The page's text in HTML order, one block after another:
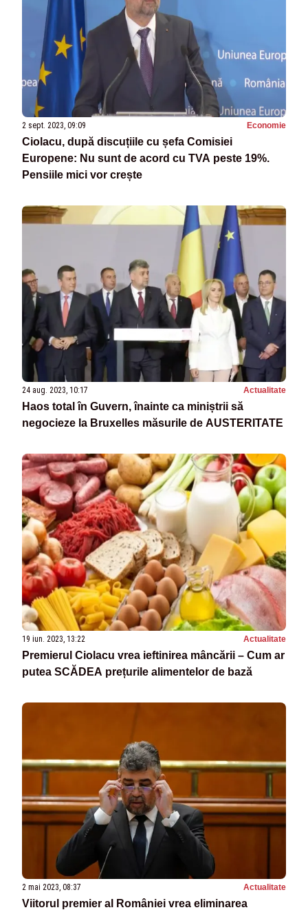
2 sept. 2023, 09:09 Economie
Ciolacu, după discuțiile cu șefa Comisiei
Europene: Nu sunt de acord cu TVA peste 19%.
Pensiile mici vor crește
24 aug. 2023, 10:17 Actualitate
Haos total în Guvern, înainte ca miniștrii să
negocieze la Bruxelles măsurile de AUSTERITATE
19 iun. 2023, 13:22 Actualitate
Premierul Ciolacu vrea ieftinirea mâncării – Cum ar
putea SCĂDEA prețurile alimentelor de bază
2 mai 2023, 08:37 Actualitate
Viitorul premier al României vrea eliminarea